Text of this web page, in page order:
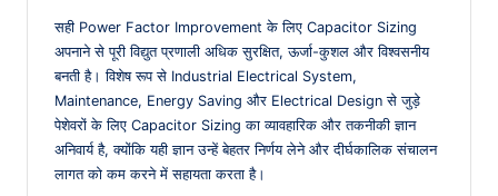
सही Power Factor Improvement के लिए Capacitor Sizing
अपनाने से पूरी विद्युत प्रणाली अधिक सुरक्षित, ऊर्जा-कुशल और विश्वसनीय
बनती है। विशेष रूप से Industrial Electrical System,
Maintenance, Energy Saving और Electrical Design से जुड़े
पेशेवरों के लिए Capacitor Sizing का व्यावहारिक और तकनीकी ज्ञान
अनिवार्य है, क्योंकि यही ज्ञान उन्हें बेहतर निर्णय लेने और दीर्घकालिक संचालन
लागत को कम करने में सहायता करता है।